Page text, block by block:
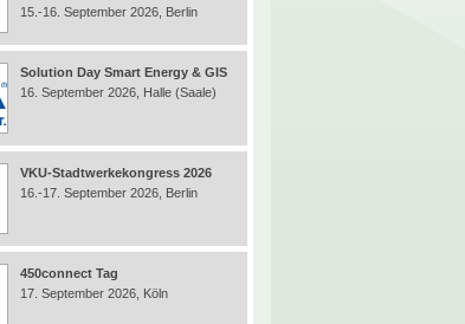
15.-16. September 2026, Berlin
Solution Day Smart Energy & GIS
16. September 2026, Halle (Saale)
VKU-Stadtwerkekongress 2026
16.-17. September 2026, Berlin
450connect Tag
17. September 2026, Köln